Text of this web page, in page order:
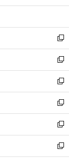
開
ウ
開
く
ン
ウ
で
開
く
ウ
ン
ド
ウ
で
開
く
新
し
い
ウ
ィ
ン
ド
ウ
で
開
く
新
し
い
ウ
ィ
ン
ド
ウ
で
開
新
し
い
ウ
ィ
ン
ド
ウ
新
し
い
ウ
ィ
ン
新
し
い
ウ
新
し